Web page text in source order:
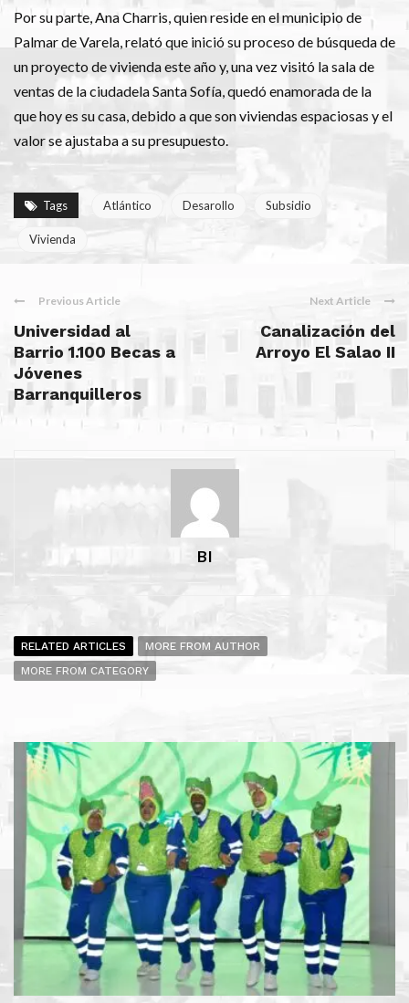
Por su parte, Ana Charris, quien reside en el municipio de
Palmar de Varela, relató que inició su proceso de búsqueda de
un proyecto de vivienda este año y, una vez visitó la sala de
ventas de la ciudadela Santa Sofía, quedó enamorada de la
que hoy es su casa, debido a que son viviendas espaciosas y el
valor se ajustaba a su presupuesto.
Tags Atlántico Desarollo Subsidio
Vivienda
Previous Article
Universidad al
Barrio 1.100 Becas a
Jóvenes
Barranquilleros
Next Article
Canalización del
Arroyo El Salao II
BI
RELATED ARTICLES
MORE FROM AUTHOR
MORE FROM CATEGORY